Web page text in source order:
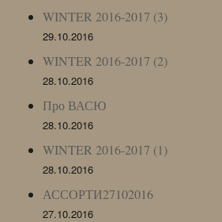
WINTER 2016-2017 (3)
29.10.2016
WINTER 2016-2017 (2)
28.10.2016
Про ВАСЮ
28.10.2016
WINTER 2016-2017 (1)
28.10.2016
АССОРТИ27102016
27.10.2016